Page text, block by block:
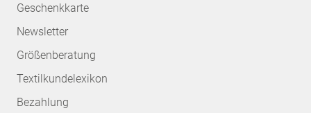
Geschenkkarte
Newsletter
Größenberatung
Textilkundelexikon
Bezahlung